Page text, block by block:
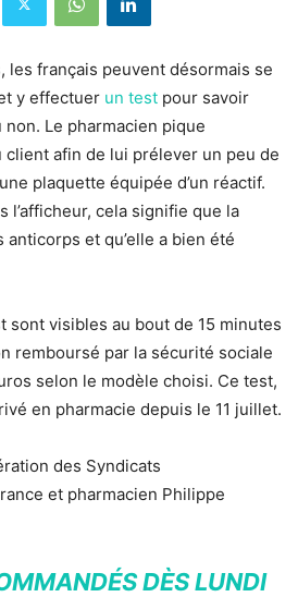
les français peuvent désormais se
y effectuer un test pour savoir
non. Le pharmacien pique
afin de lui prélever un peu de
plaquette équipée d’un réactif.
l’afficheur, cela signifie que la
et qu’elle a bien été
sont visibles au bout de 15 minutes
remboursé par la sécurité sociale
selon le modèle choisi. Ce test,
en pharmacie depuis le 11 juillet.
des Syndicats
et pharmacien Philippe
DÈS LUNDI